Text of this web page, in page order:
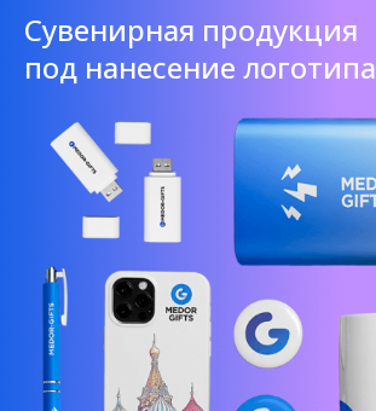
Cувенирная продукция
под нанесение логотипа